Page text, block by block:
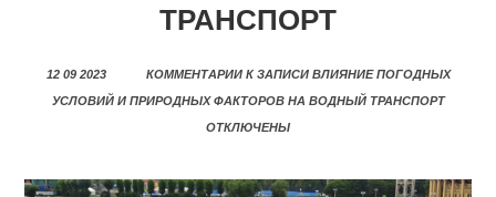
ТРАНСПОРТ
12 09 2023 КОММЕНТАРИИК ЗАПИСИ ВЛИЯНИЕ ПОГОДНЫХ
УСЛОВИЙ И ПРИРОДНЫХ ФАКТОРОВ НА ВОДНЫЙ ТРАНСПОРТ
ОТКЛЮЧЕНЫ